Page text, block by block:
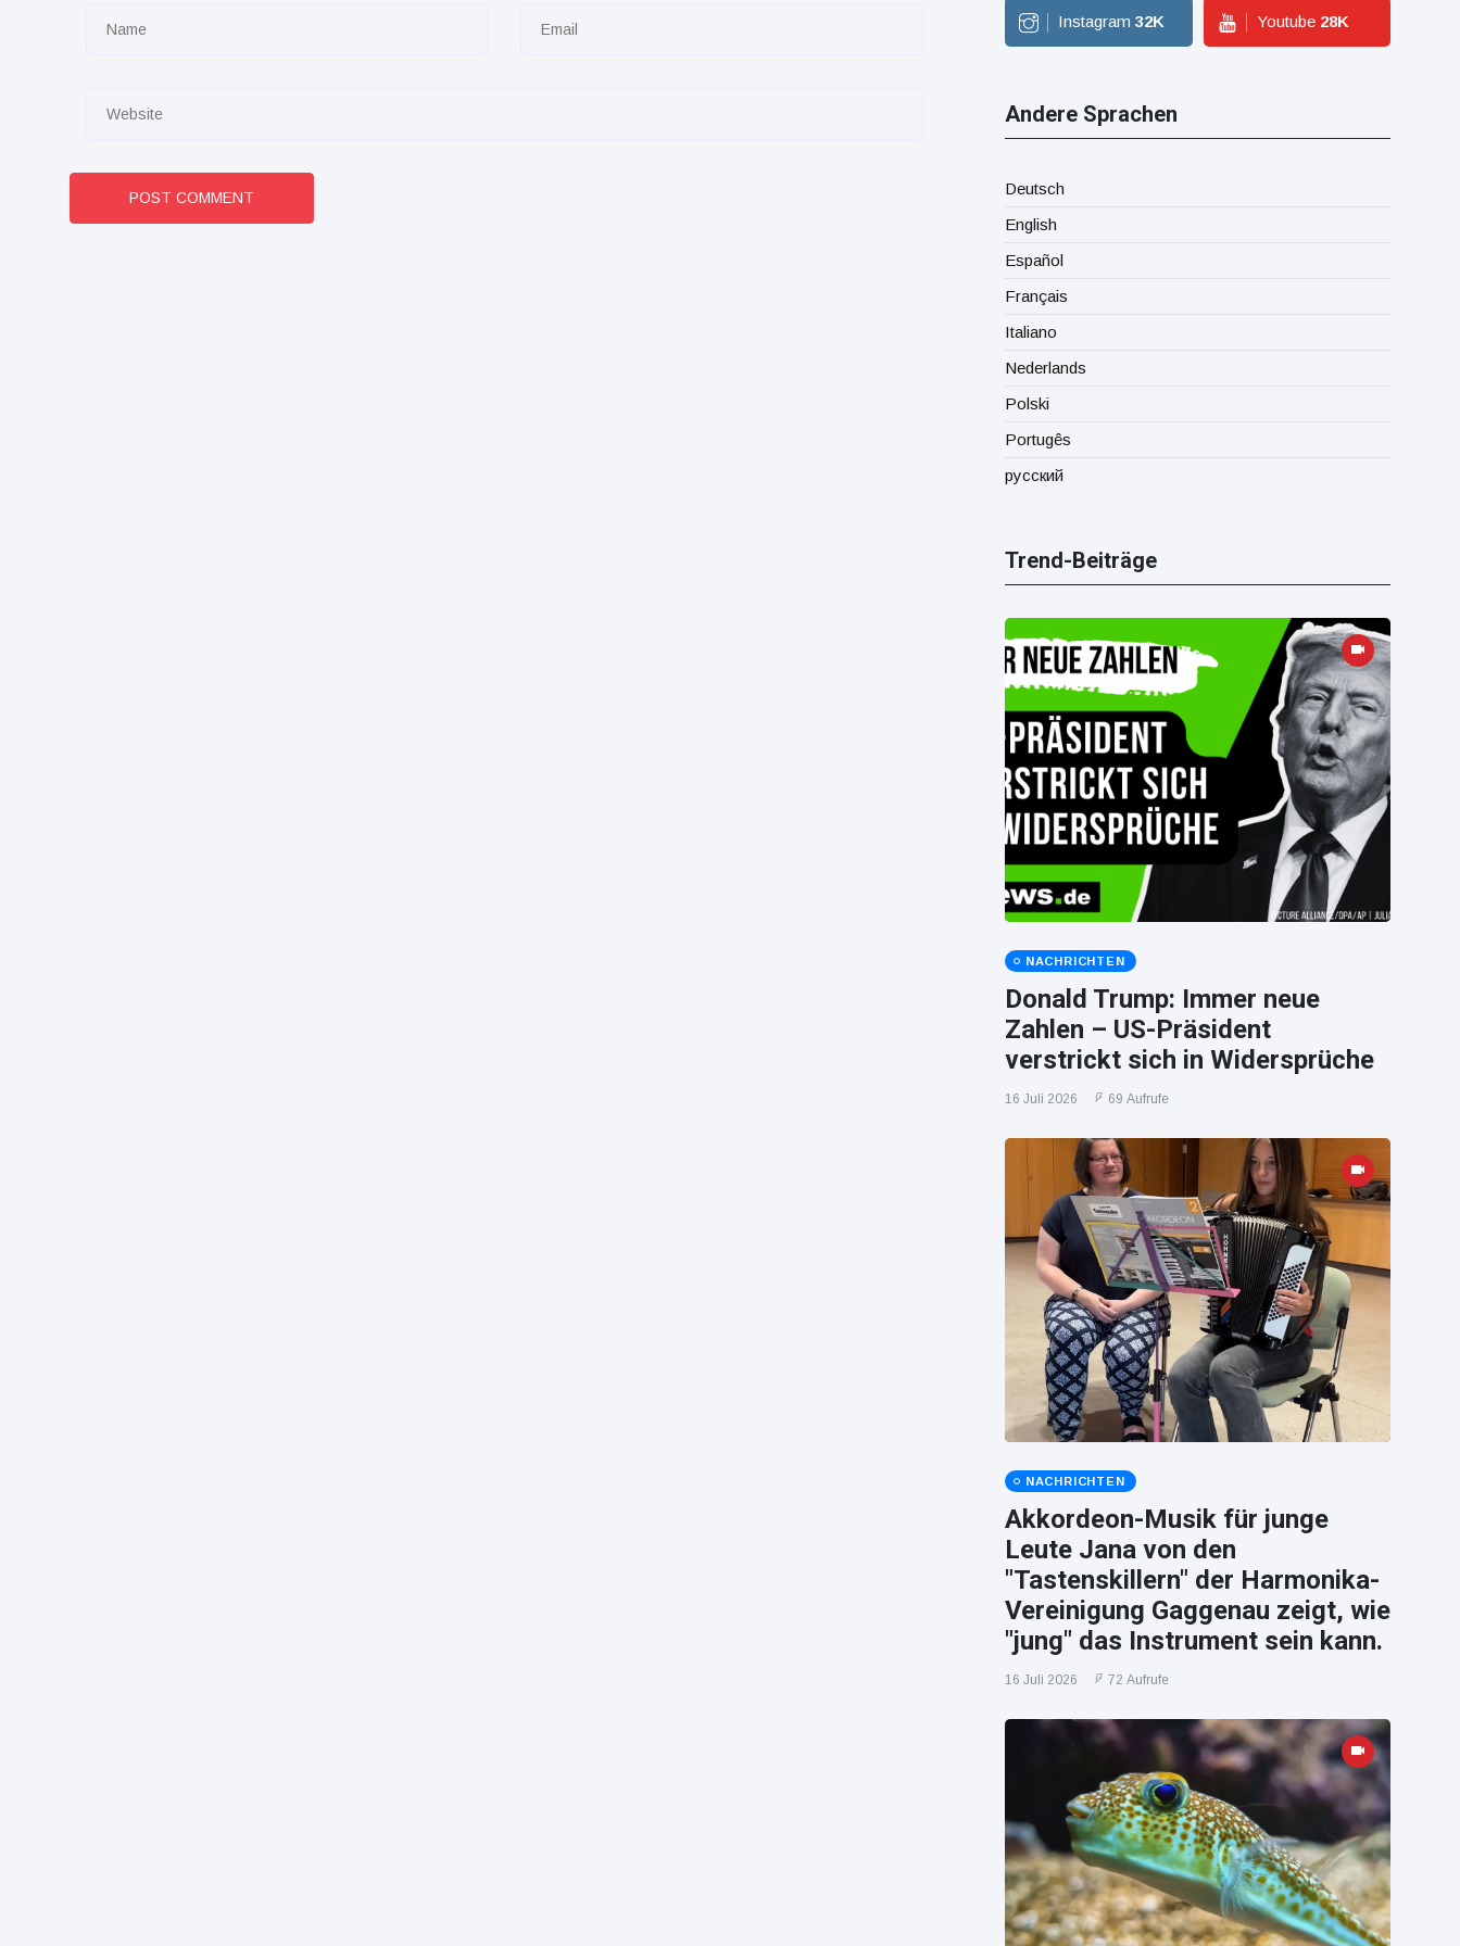
POST COMMENT
Instagram 32K Youtube 28K
Andere Sprachen
Deutsch
English
Español
Français
Italiano
Nederlands
Polski
Portugês
русский
Trend-Beiträge
NACHRICHTEN
Donald Trump: Immer neue
Zahlen – US-Präsident
verstrickt sich in Widersprüche
16 Juli 2026 69 Aufrufe
NACHRICHTEN
Akkordeon-Musik für junge
Leute Jana von den
"Tastenskillern" der Harmonika-
Vereinigung Gaggenau zeigt, wie
"jung" das Instrument sein kann.
16 Juli 2026 72 Aufrufe